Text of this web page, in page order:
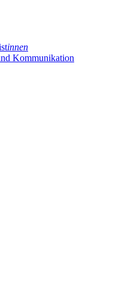
innen
Kommunikation